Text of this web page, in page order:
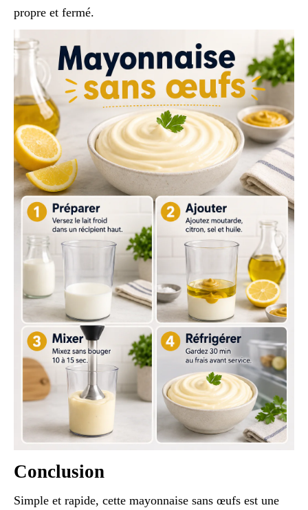
propre et fermé.
Conclusion
Simple et rapide, cette mayonnaise sans œufs est une